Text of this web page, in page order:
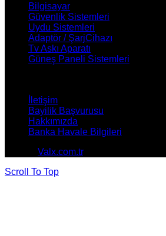
Bilgisayar
Güvenlik Sistemleri
Uydu Sistemleri
Adaptör / ŞarjCihazı
Tv Askı Aparatı
Güneş Paneli Sistemleri
İletişim
Bayilik Başvurusu
Hakkımızda
Banka Havale Bilgileri
Valx.com.tr. All rights reserved
Scroll To Top